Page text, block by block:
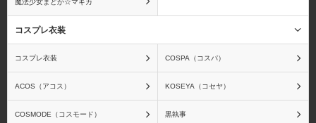
コスプレ衣装
コスプレ衣装 COSPA（コスパ）
ACOS（アコス） KOSEYA（コセヤ）
COSMODE（コスモード） 黒執事